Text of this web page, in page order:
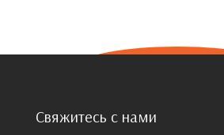
Свяжитесь с нами